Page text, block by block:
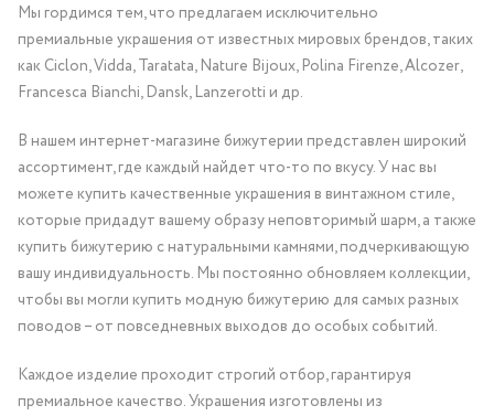
Мы гордимся тем, что предлагаем исключительно
премиальные украшения от известных мировых брендов, таких
как Ciclon, Vidda, Taratata, Nature Bijoux, Polina Firenze, Alcozer,
Francesca Bianchi, Dansk, Lanzerotti и др.
В нашем интернет-магазине бижутерии представлен широкий
ассортимент, где каждый найдет что-то по вкусу. У нас вы
можете купить качественные украшения в винтажном стиле,
которые придадут вашему образу неповторимый шарм, а также
купить бижутерию с натуральными камнями, подчеркивающую
вашу индивидуальность. Мы постоянно обновляем коллекции,
чтобы вы могли купить модную бижутерию для самых разных
поводов – от повседневных выходов до особых событий.
Каждое изделие проходит строгий отбор, гарантируя
премиальное качество. Украшения изготовлены из